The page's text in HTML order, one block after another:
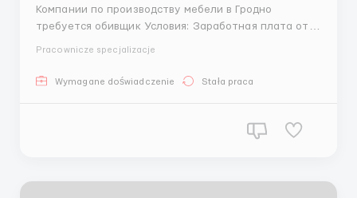
Компании по производству мебели в Гродно
требуется обивщик Условия: Заработная плата от
вредных привычек Контактные данные
Pracownicze specjalizacje
Wymagane doświadczenie Stała praca